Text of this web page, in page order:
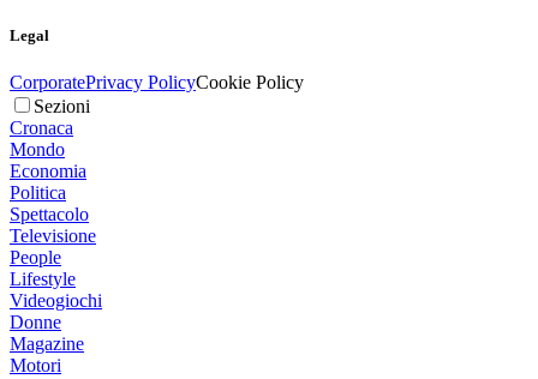
Legal
CorporatePrivacy PolicyCookie Policy
Sezioni
Cronaca
Mondo
Economia
Politica
Spettacolo
Televisione
People
Lifestyle
Videogiochi
Donne
Magazine
Motori